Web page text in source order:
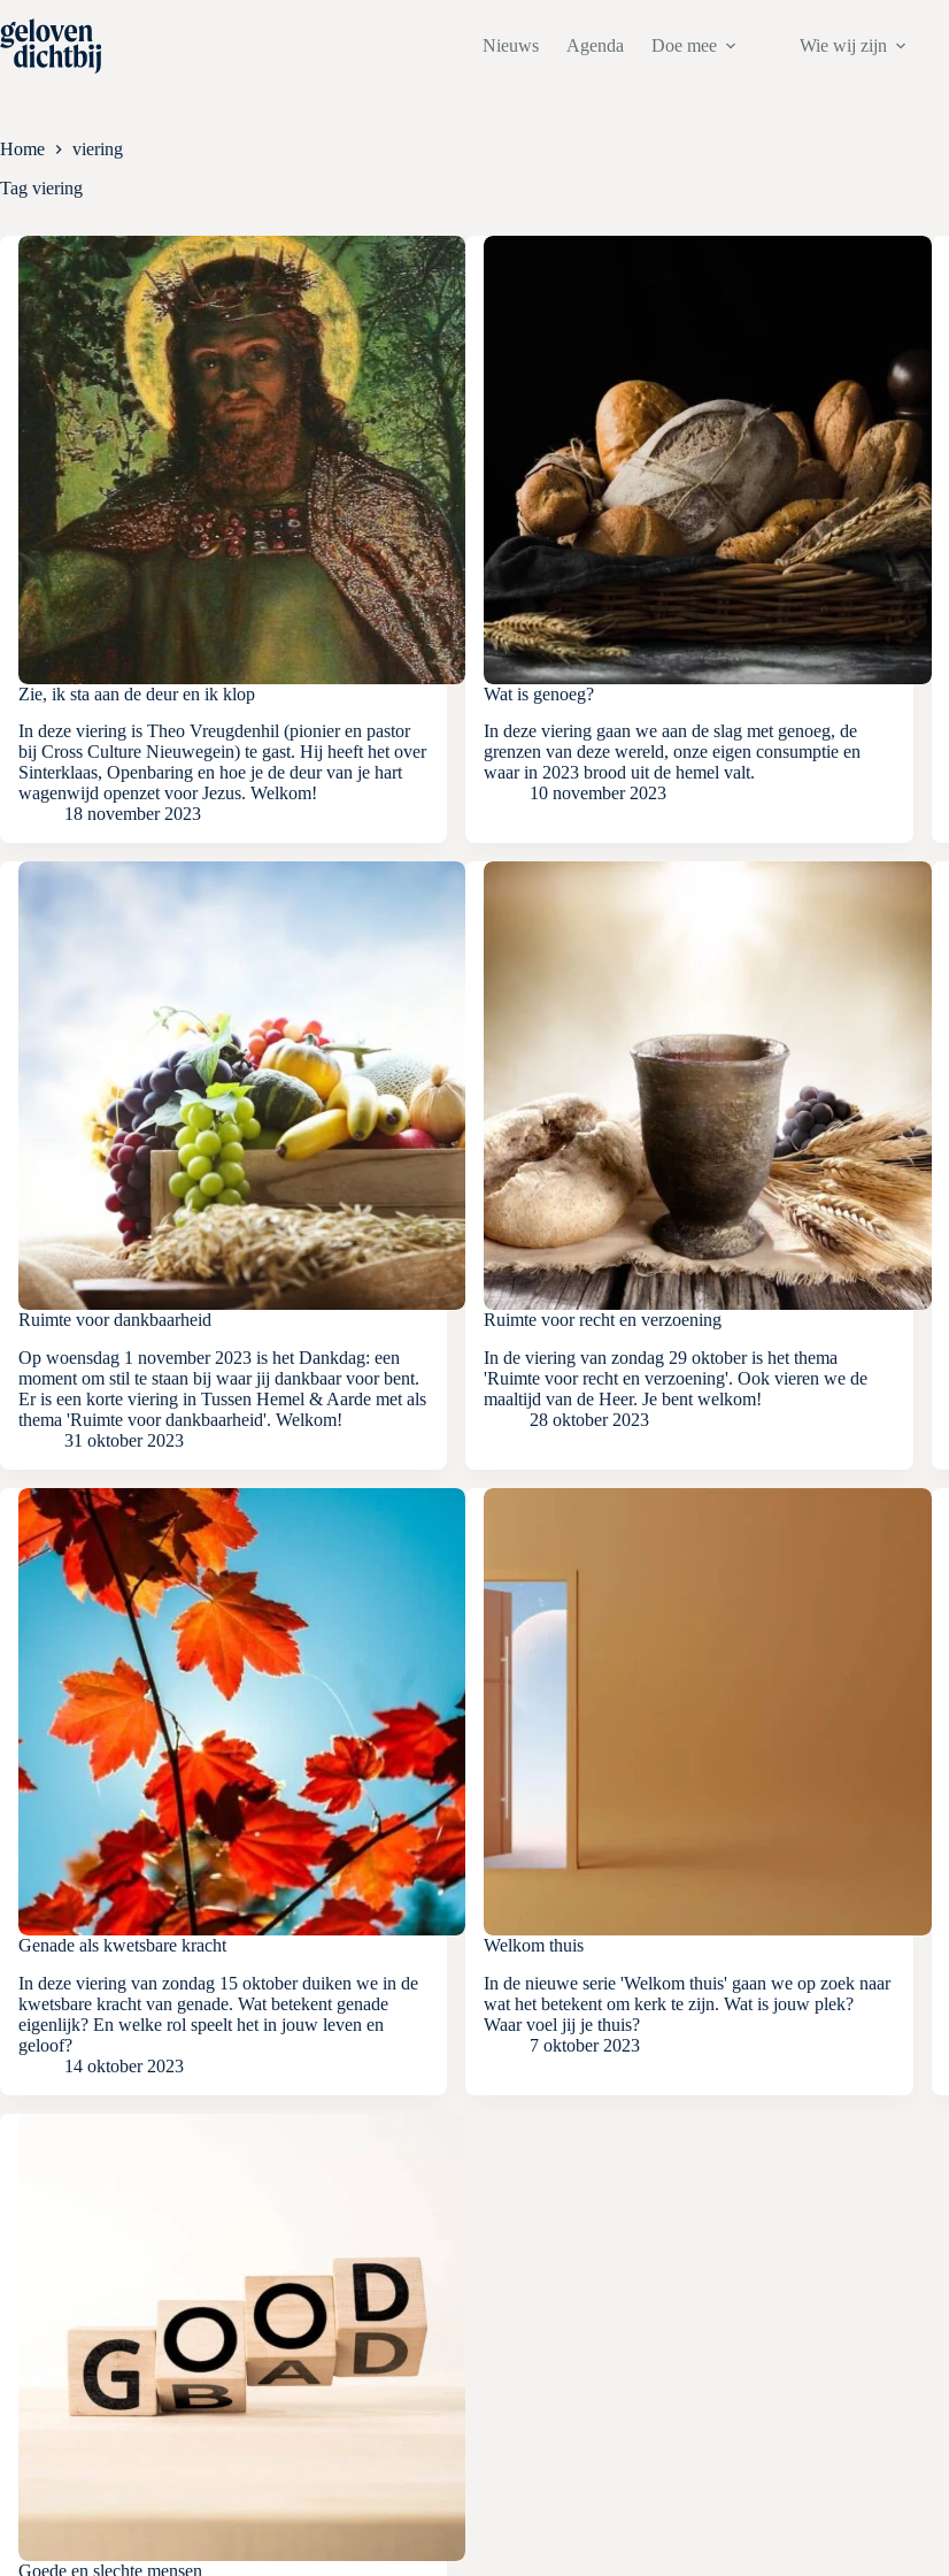
naar
de
inhoud
Nieuws Agenda Doe mee Wie wij zijn
Home
viering
Tag viering
Zie, ik sta aan de deur en ik klop
In deze viering is Theo Vreugdenhil (pionier en pastor
bij Cross Culture Nieuwegein) te gast. Hij heeft het over
Sinterklaas, Openbaring en hoe je de deur van je hart
wagenwijd openzet voor Jezus. Welkom!
18 november 2023
Wat is genoeg?
In deze viering gaan we aan de slag met genoeg, de
grenzen van deze wereld, onze eigen consumptie en
waar in 2023 brood uit de hemel valt.
10 november 2023
Ruimte voor dankbaarheid
Op woensdag 1 november 2023 is het Dankdag: een
moment om stil te staan bij waar jij dankbaar voor bent.
Er is een korte viering in Tussen Hemel & Aarde met als
thema 'Ruimte voor dankbaarheid'. Welkom!
31 oktober 2023
Ruimte voor recht en verzoening
In de viering van zondag 29 oktober is het thema
'Ruimte voor recht en verzoening'. Ook vieren we de
maaltijd van de Heer. Je bent welkom!
28 oktober 2023
Genade als kwetsbare kracht
In deze viering van zondag 15 oktober duiken we in de
kwetsbare kracht van genade. Wat betekent genade
eigenlijk? En welke rol speelt het in jouw leven en
geloof?
14 oktober 2023
Welkom thuis
In de nieuwe serie 'Welkom thuis' gaan we op zoek naar
wat het betekent om kerk te zijn. Wat is jouw plek?
Waar voel jij je thuis?
7 oktober 2023
Goede en slechte mensen